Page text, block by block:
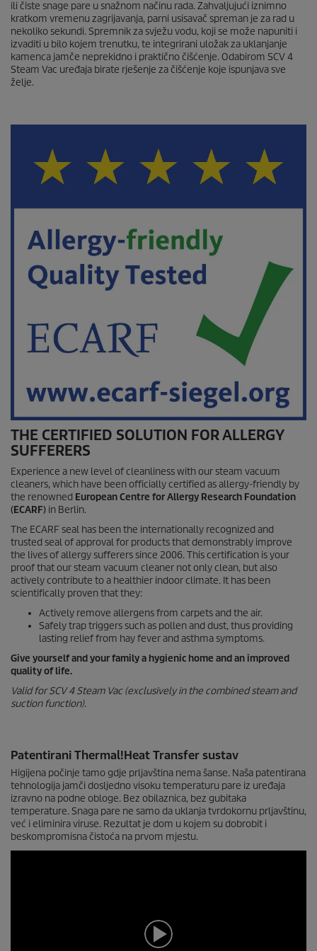
ili čiste snage pare u snažnom načinu rada. Zahvaljujući iznimno
kratkom vremenu zagrijavanja, parni usisavač spreman je za rad u
nekoliko sekundi. Spremnik za svježu vodu, koji se može napuniti i
izvaditi u bilo kojem trenutku, te integrirani uložak za uklanjanje
kamenca jamče neprekidno i praktično čišćenje. Odabirom SCV 4
Steam Vac uređaja birate rješenje za čišćenje koje ispunjava sve
želje.
THE CERTIFIED SOLUTION FOR ALLERGY
SUFFERERS
Experience a new level of cleanliness with our steam vacuum
cleaners, which have been officially certified as allergy-friendly by
the renowned European Centre for Allergy Research Foundation
(ECARF) in Berlin.
The ECARF seal has been the internationally recognized and
trusted seal of approval for products that demonstrably improve
the lives of allergy sufferers since 2006. This certification is your
proof that our steam vacuum cleaner not only clean, but also
actively contribute to a healthier indoor climate. It has been
scientifically proven that they:
Actively remove allergens from carpets and the air.
Safely trap triggers such as pollen and dust, thus providing
lasting relief from hay fever and asthma symptoms.
Give yourself and your family a hygienic home and an improved
quality of life.
Valid for SCV 4 Steam Vac (exclusively in the combined steam and
suction function).
Patentirani Thermal!Heat Transfer sustav
Higijena počinje tamo gdje prljavština nema šanse. Naša patentirana
tehnologija jamči dosljedno visoku temperaturu pare iz uređaja
izravno na podne obloge. Bez obilaznica, bez gubitaka
temperature. Snaga pare ne samo da uklanja tvrdokornu prljavštinu,
već i eliminira viruse. Rezultat je dom u kojem su dobrobit i
beskompromisna čistoća na prvom mjestu.